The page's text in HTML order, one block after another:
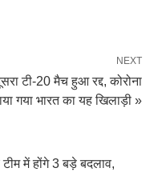
NEXT
टी-20 मैच हुआ रद्द, कोरोना
गया भारत का यह खिलाड़ी »
में होंगे 3 बड़े बदलाव,